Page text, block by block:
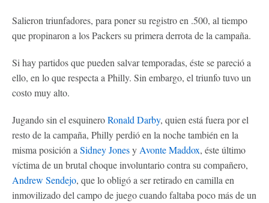
Salieron triunfadores, para poner su registro en .500, al tiempo
que propinaron a los Packers su primera derrota de la campaña.
Si hay partidos que pueden salvar temporadas, éste se pareció a
ello, en lo que respecta a Philly. Sin embargo, el triunfo tuvo un
costo muy alto.
Jugando sin el esquineroRonald Darby, quien está fuera por el
resto de la campaña, Philly perdió en la noche también en la
misma posición a Sidney Jonesy Avonte Maddox, éste último
víctima de un brutal choque involuntario contra su compañero,
Andrew Sendejo, que lo obligó a ser retirado en camilla en
inmovilizado del campo de juego cuando faltaba poco más de un